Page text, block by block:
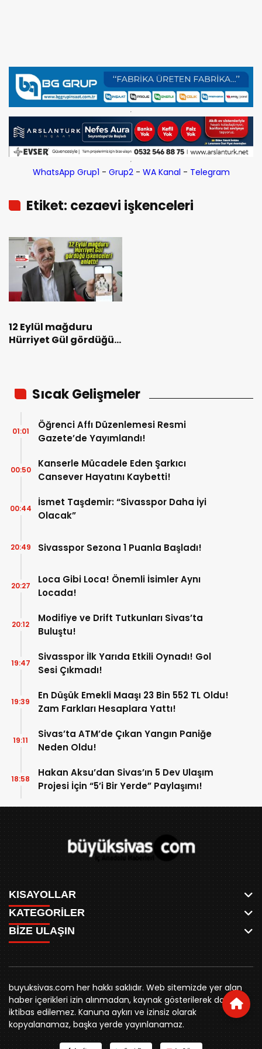
WhatsApp Grup1 - Grup2- WA Kanal - Telegram
Etiket: cezaevi işkenceleri
12 Eylül mağduru
Hürriyet Gül gördüğü
Sıcak Gelişmeler
Öğrenci Affı Düzenlemesi Resmi
Gazete’de Yayımlandı!
01:01
Kanserle Mücadele Eden Şarkıcı
Cansever Hayatını Kaybetti!
00:50
İsmet Taşdemir: “Sivasspor Daha İyi
Olacak”
00:44
Sivasspor Sezona 1 Puanla Başladı!
20:49
Loca Gibi Loca! Önemli İsimler Aynı
Locada!
20:27
Modifiye ve Drift Tutkunları Sivas’ta
Buluştu!
20:12
Sivasspor İlk Yarıda Etkili Oynadı! Gol
Sesi Çıkmadı!
19:47
En Düşük Emekli Maaşı 23 Bin 552 TL Oldu!
Zam Farkları Hesaplara Yattı!
19:39
Sivas’ta ATM’de Çıkan Yangın Paniğe
Neden Oldu!
19:11
Hakan Aksu’dan Sivas’ın 5 Dev Ulaşım
Projesi İçin “5’i Bir Yerde” Paylaşımı!
18:58
KISAYOLLAR
ANASAYFA
AKSU CANLI
MEYDAN CANLI
MEDRESELER CANLI
MERAKÜM CANLI
YUKARI TEKKE CANLI
KURUMSAL KİMLİK
REKLAM FİYATLARI
BİZE ULAŞIN
KÜNYE
KATEGORİLER
WHATSAPP
SPOR
SİYASET
BELEDİYE
SİVAS VALİLİĞİ
ÜNİVERSİTE
KURUMLAR
STK
YORUM
BİZE ULAŞIN
0346 221 00 60
buyuksivashaber@gmail.com
Örtülüpınar Mah. İnönü Bulvarı Özkahya Apt. Kat:3 D:7
Sivas
buyuksivas.com her hakkı saklıdır. Web sitemizde yer alan
haber içerikleri izin alınmadan, kaynak gösterilerek dahi
iktibas edilemez. Kanuna aykırı ve izinsiz olarak
kopyalanamaz, başka yerde yayınlanamaz.